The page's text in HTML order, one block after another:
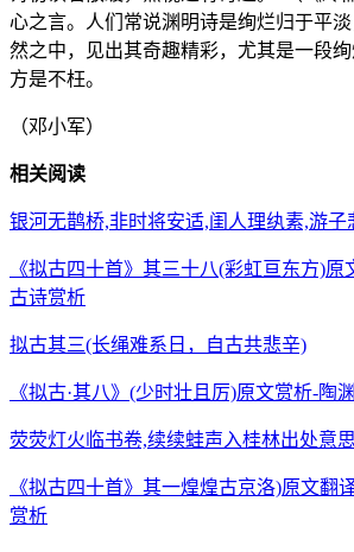
心之言。人们常说渊明诗是绚烂归于平
然之中，见出其奇趣精彩，尤其是一段
方是不枉。
（邓小军）
相关阅读
银河无鹊桥,非时将安适,闺人理纨素,游
《拟古四十首》其三十八(彩虹亘东方)
古诗赏析
拟古其三(长绳难系日，自古共悲辛)
《拟古·其八》(少时壮且厉)原文赏析-陶
荧荧灯火临书卷,续续蛙声入桂林出处意
《拟古四十首》其一煌煌古京洛)原文翻
赏析